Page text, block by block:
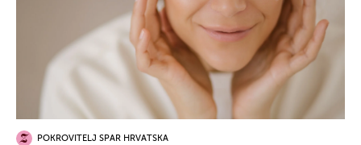
POKROVITELJ SPAR HRVATSKA